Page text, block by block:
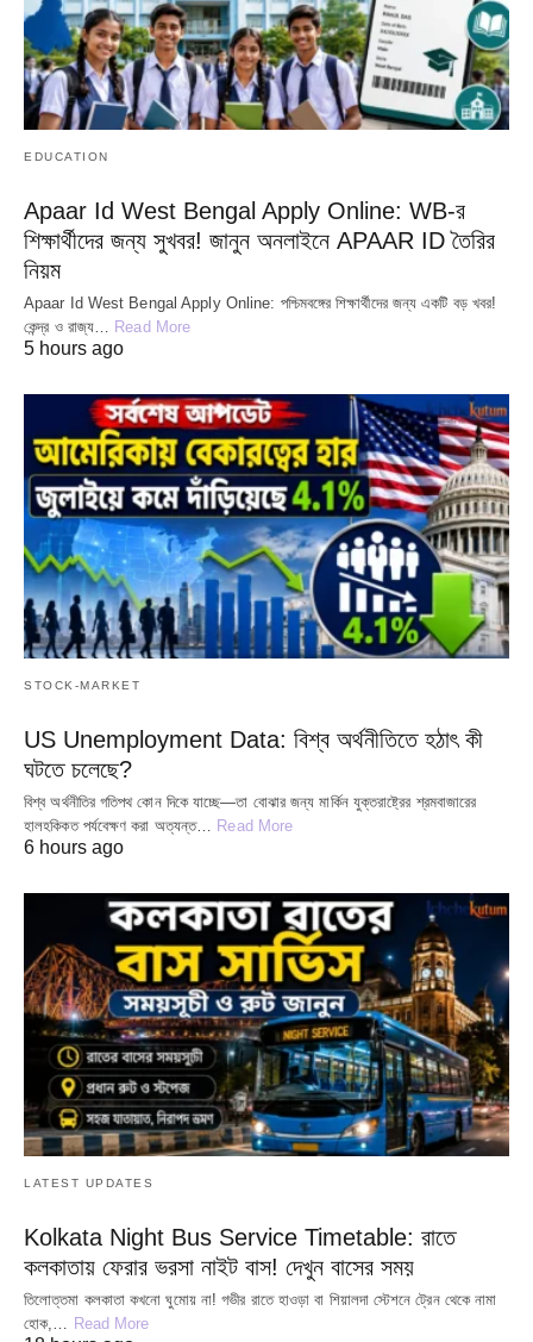
EDUCATION
Apaar Id West Bengal Apply Online: WB-র
শিক্ষার্থীদের জন্য সুখবর! জানুন অনলাইনে APAAR ID তৈরির
নিয়ম
Apaar Id West Bengal Apply Online: পশ্চিমবঙ্গের শিক্ষার্থীদের জন্য একটি বড় খবর!
কেন্দ্র ও রাজ্য…
Read More
5 hours ago
STOCK-MARKET
US Unemployment Data: বিশ্ব অর্থনীতিতে হঠাৎ কী
ঘটতে চলেছে?
বিশ্ব অর্থনীতির গতিপথ কোন দিকে যাচ্ছে—তা বোঝার জন্য মার্কিন যুক্তরাষ্ট্রের শ্রমবাজারের
হালহকিকত পর্যবেক্ষণ করা অত্যন্ত… Read More
6 hours ago
LATEST UPDATES
Kolkata Night Bus Service Timetable: রাতে
কলকাতায় ফেরার ভরসা নাইট বাস! দেখুন বাসের সময়
তিলোত্তমা কলকাতা কখনো ঘুমোয় না! গভীর রাতে হাওড়া বা শিয়ালদা স্টেশনে ট্রেন থেকে নামা
হোক,… Read More